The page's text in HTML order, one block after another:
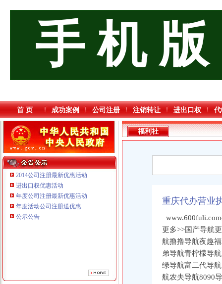
手 机 版
首 页 成功案例 公司注册 注销转让 进出口权
2014公司注册最新优惠活动
进出口权优惠活动
年度公司注册最新优惠活动
年度活动公司注册送优惠
公示公告
重庆鸽牌电线电缆有限公司 渝北10010万 (进出口权)
重庆星竣贸易有限责任公司 渝中100万 （进出口权）
重庆嘉天琪科技有限公司 渝北30万 （工商注册）
福利社
重庆代办营业
更多>>国产导航
航撸撸导航夜趣
弟导航青柠檬导
绿导航富二代导
航农夫导航8090